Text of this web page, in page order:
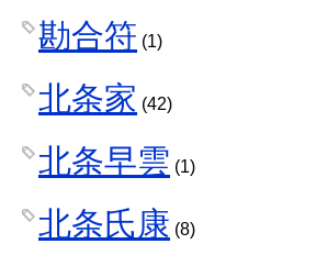
勘合符 (1)
北条家 (42)
北条早雲 (1)
北条氏康 (8)